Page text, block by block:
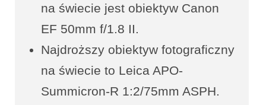
na świecie jest obiektyw Canon
EF 50mm f/1.8 II.
Najdroższy obiektyw fotograficzny
na świecie to Leica APO-
Summicron-R 1:2/75mm ASPH.